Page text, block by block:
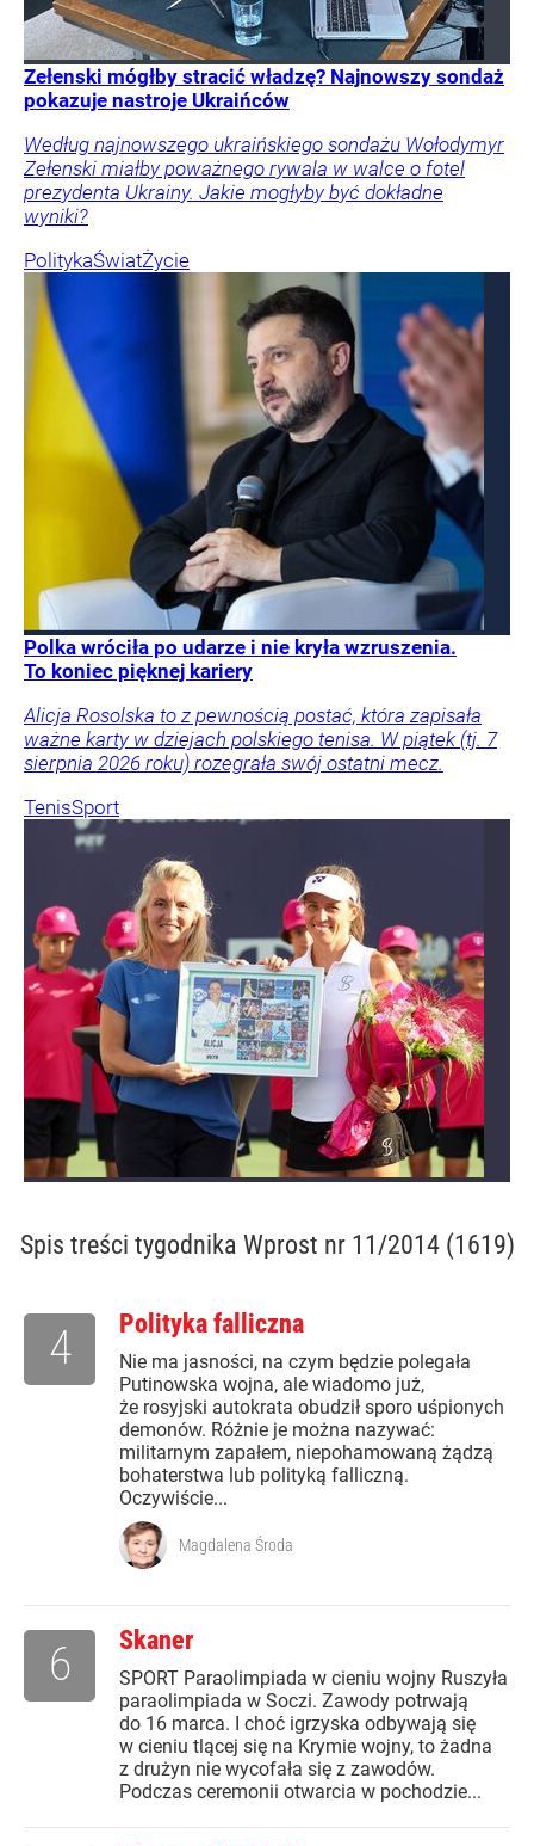
Zełenski mógłby stracić władzę? Najnowszy sondaż
pokazuje nastroje Ukraińców
Według najnowszego ukraińskiego sondażu Wołodymyr
Zełenski miałby poważnego rywala w walce o fotel
prezydenta Ukrainy. Jakie mogłyby być dokładne
wyniki?
PolitykaŚwiatŻycie
Polka wróciła po udarze i nie kryła wzruszenia.
To koniec pięknej kariery
Alicja Rosolska to z pewnością postać, która zapisała
ważne karty w dziejach polskiego tenisa. W piątek (tj. 7
sierpnia 2026 roku) rozegrała swój ostatni mecz.
TenisSport
Spis treści tygodnika Wprost nr 11/2014 (1619)
Polityka falliczna
Nie ma jasności, na czym będzie polegała
Putinowska wojna, ale wiadomo już,
że rosyjski autokrata obudził sporo uśpionych
demonów. Różnie je można nazywać:
militarnym zapałem, niepohamowaną żądzą
bohaterstwa lub polityką falliczną.
Oczywiście...
4
Magdalena Środa
Skaner
SPORT Paraolimpiada w cieniu wojny Ruszyła
paraolimpiada w Soczi. Zawody potrwają
do 16 marca. I choć igrzyska odbywają się
w cieniu tlącej się na Krymie wojny, to żadna
z drużyn nie wycofała się z zawodów.
Podczas ceremonii otwarcia w pochodzie...
6